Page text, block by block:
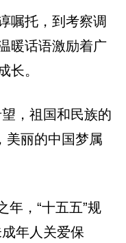
嘱托，到考察调
暖话语激励着广
长。
，祖国和民族的
美丽的中国梦属
年，“十五五”规
年人关爱保